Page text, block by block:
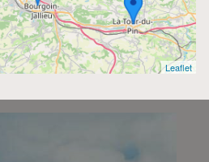
- Bourgoin-Jallieu
Leaflet